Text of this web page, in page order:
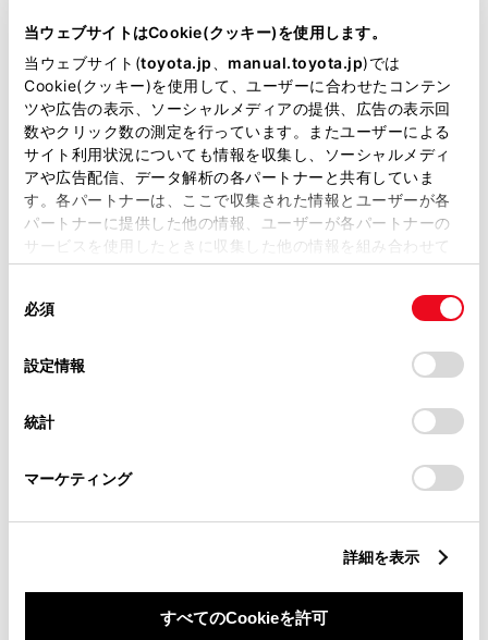
当ウェブサイトはCookie(クッキー)を使用します。
当ウェブサイト(toyota.jp manual.toyota.jp)では
Cookie(クッキー)を使用して、ユーザーに合わせたコンテン
ツや広告の表示、ソーシャルメディアの提供、広告の表示回
数やクリック数の測定を行っています。またユーザーによる
サイト利用状況についても情報を収集し、ソーシャルメディ
アや広告配信、データ解析の各パートナーと共有していま
す。各パートナーは、ここで収集された情報とユーザーが各
パートナーに提供した他の情報、ユーザーが各パートナーの
サービスを使用したときに収集した他の情報を組み合わせて
使用することがあります。当ウェブサイトの使用を続行する
デバイスにすべてのCookie(クッキー)が保存されることに同
意したことになります。Cookie(クッキー)のオプトアウト、
設定の変更、同意を撤回したりするにあたっては、当社の
「Cookie（クッキー）情報の取り扱いについて
」をご覧くだ
必須
設定情報
統計
マーケティング
詳細を表示
すべてのCookieを許可
リモコンスターター
ETC
※ セットアップ費用は別途申し受けます
安全装置・運転サポート